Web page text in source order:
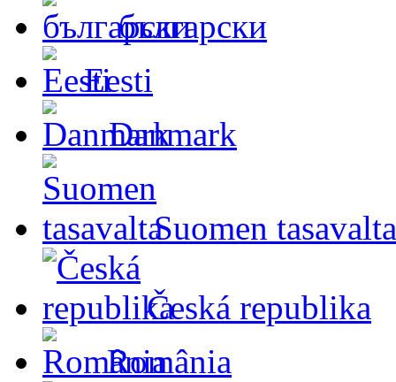
български
Eesti
Danmark
Suomen tasavalta
Česká republika
România